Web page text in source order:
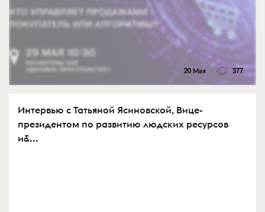
20 Мая 377
Интервью с Татьяной Ясиновской, Вице-
президентом по развитию людских ресурсов
и&...